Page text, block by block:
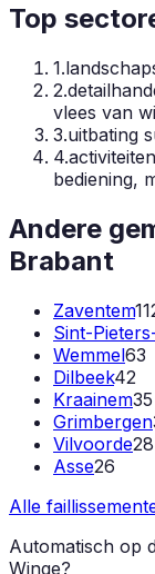
Top
1.
2.
vlees van
3.uitbating
4.
bediening,
Andere
Brabant
Zaventem
Sint-
Wemmel63
Dilbeek42
Kraainem35
Grimbergen
Vilvoorde28
Asse26
Alle
Automatisch op
Winge?